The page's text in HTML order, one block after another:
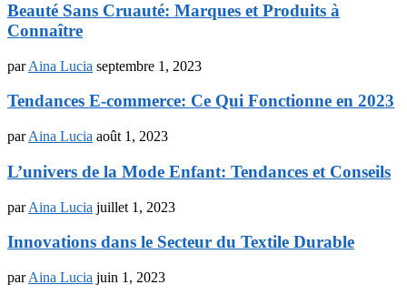
Beauté Sans Cruauté: Marques et Produits à
Connaître
parAina Lucia septembre 1, 2023
Tendances E-commerce: Ce Qui Fonctionne en 2023
parAina Lucia août 1, 2023
L’univers de la Mode Enfant: Tendances et Conseils
parAina Lucia juillet 1, 2023
Innovations dans le Secteur du Textile Durable
parAina Lucia juin 1, 2023